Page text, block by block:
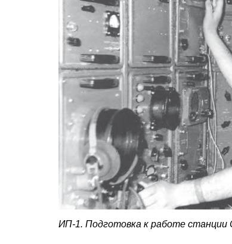
ИП-1. Подготовка к работе станции